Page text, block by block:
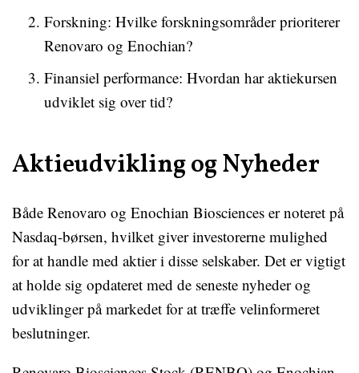
Forskning: Hvilke forskningsområder prioriterer
Renovaro og Enochian?
Finansiel performance: Hvordan har aktiekursen
udviklet sig over tid?
Aktieudvikling og Nyheder
Både Renovaro og Enochian Biosciences er noteret på
Nasdaq-børsen, hvilket giver investorerne mulighed
for at handle med aktier i disse selskaber. Det er vigtigt
at holde sig opdateret med de seneste nyheder og
udviklinger på markedet for at træffe velinformeret
beslutninger.